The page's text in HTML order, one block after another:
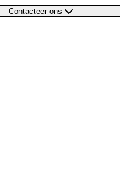
Contacteer ons